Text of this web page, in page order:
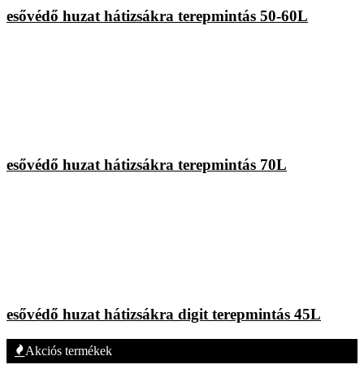
esővédő huzat hátizsákra terepmintás 50-60L
esővédő huzat hátizsákra terepmintás 70L
esővédő huzat hátizsákra digit terepmintás 45L
Akciós termékek